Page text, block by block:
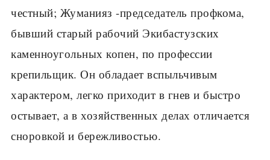
честный; Жуманияз -председатель профкома,
бывший старый рабочий Экибастузских
каменноугольных копен, по профессии
крепильщик. Он обладает вспыльчивым
характером, легко приходит в гнев и быстро
остывает, а в хозяйственных делах отличается
сноровкой и бережливостью.